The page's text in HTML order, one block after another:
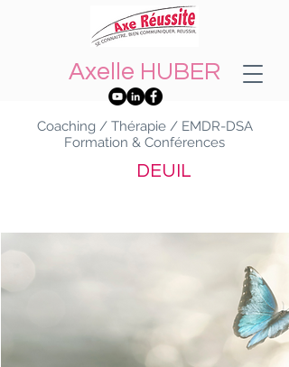
Axelle HUBER
Coaching / Thérapie / EMDR-DSA
Formation & Conférences
DEUIL